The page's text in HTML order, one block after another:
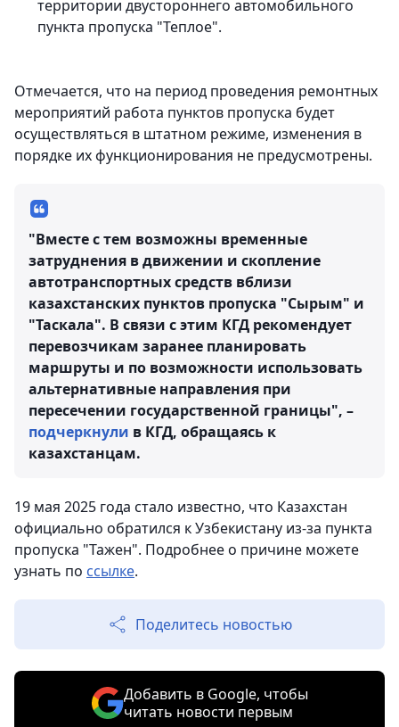
территории двустороннего автомобильного
пункта пропуска "Теплое".
Отмечается, что на период проведения ремонтных
мероприятий работа пунктов пропуска будет
осуществляться в штатном режиме, изменения в
порядке их функционирования не предусмотрены.
"Вместе с тем возможны временные
затруднения в движении и скопление
автотранспортных средств вблизи
казахстанских пунктов пропуска "Сырым" и
"Таскала". В связи с этим КГД рекомендует
перевозчикам заранее планировать
маршруты и по возможности использовать
альтернативные направления при
пересечении государственной границы", –
подчеркнули в КГД, обращаясь к
казахстанцам.
19 мая 2025 года стало известно, что Казахстан
официально обратился к Узбекистану из-за пункта
пропуска "Тажен". Подробнее о причине можете
узнать по ссылке.
Поделитесь новостью
Добавить в Google, чтобы
читать новости первым